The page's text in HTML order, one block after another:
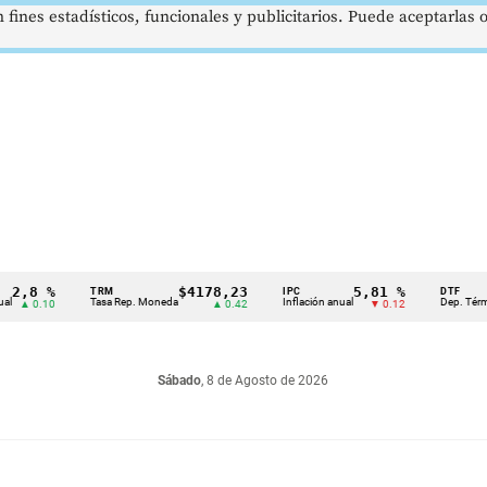
%
Tasa Rep. Moneda
$4178,23
▲ 0.42 Inflación anual
5,81 %
▼ 0.12 Dep. Término
Sábado, 8 de Agosto de 2026
estadísticos, funcionales y publicitarios. Puede aceptarlas